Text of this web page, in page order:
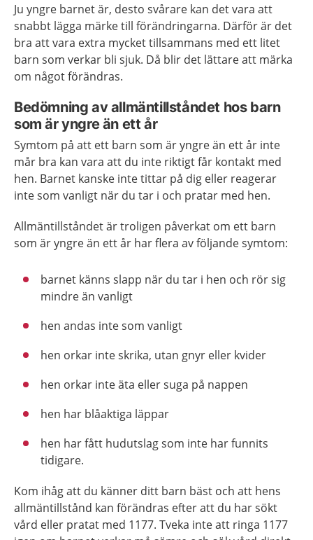
Ju yngre barnet är, desto svårare kan det vara att
snabbt lägga märke till förändringarna. Därför är det
bra att vara extra mycket tillsammans med ett litet
barn som verkar bli sjuk. Då blir det lättare att märka
om något förändras.
Bedömning av allmäntillståndet hos barn
som är yngre än ett år
Symtom på att ett barn som är yngre än ett år inte
mår bra kan vara att du inte riktigt får kontakt med
hen. Barnet kanske inte tittar på dig eller reagerar
inte som vanligt när du tar i och pratar med hen.
Allmäntillståndet är troligen påverkat om ett barn
som är yngre än ett år har flera av följande symtom:
barnet känns slapp när du tar i hen och rör sig
mindre än vanligt
hen andas inte som vanligt
hen orkar inte skrika, utan gnyr eller kvider
hen orkar inte äta eller suga på nappen
hen har blåaktiga läppar
hen har fått hudutslag som inte har funnits
tidigare.
Kom ihåg att du känner ditt barn bäst och att hens
allmäntillstånd kan förändras efter att du har sökt
vård eller pratat med 1177. Tveka inte att ringa 1177